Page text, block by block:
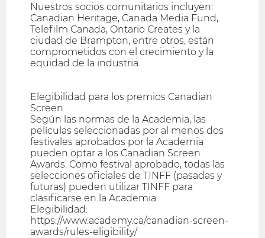
Nuestros socios comunitarios incluyen:
Canadian Heritage, Canada Media Fund,
Telefilm Canada, Ontario Creates y la
ciudad de Brampton, entre otros, están
comprometidos con el crecimiento y la
equidad de la industria.
Elegibilidad para los premios Canadian
Screen
Según las normas de la Academia, las
películas seleccionadas por al menos dos
festivales aprobados por la Academia
pueden optar a los Canadian Screen
Awards. Como festival aprobado, todas las
selecciones oficiales de TINFF (pasadas y
futuras) pueden utilizar TINFF para
clasificarse en la Academia.
Elegibilidad:
https://www.academy.ca/canadian-screen-
awards/rules-eligibility/